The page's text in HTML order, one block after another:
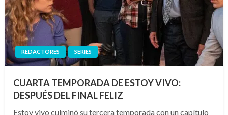
REDACTORES SERIES
CUARTA TEMPORADA DE ESTOY VIVO:
DESPUÉS DEL FINAL FELIZ
Estoy vivo culminó su tercera temporada con un capítulo